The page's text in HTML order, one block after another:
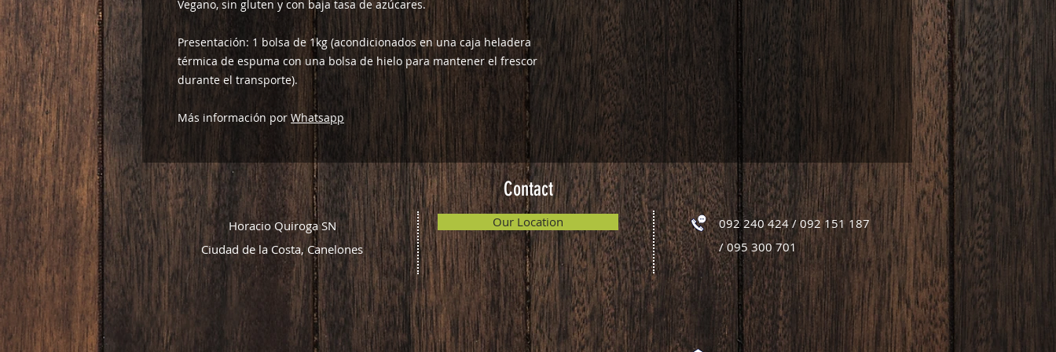
Vegano, sin gluten y con baja tasa de azúcares.
Presentación: 1 bolsa de 1kg (acondicionados en una caja heladera
térmica de espuma con una bolsa de hielo para mantener el frescor
durante el transporte).
Más información por Whatsapp
Contact
Horacio Quiroga SN
Ciudad de la Costa, Canelones
Our Location
092 240 424 / 092 151 187
/ 095 300 701